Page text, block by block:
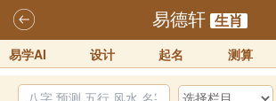
易德轩 生肖
易学AI 设计 起名 测算